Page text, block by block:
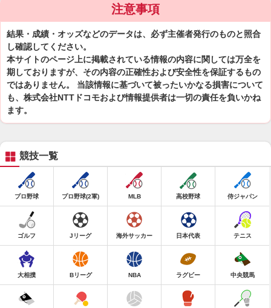
注意事項
結果・成績・オッズなどのデータは、必ず主催者発行のものと照合
し確認してください。
本サイトのページ上に掲載されている情報の内容に関しては万全を
期しておりますが、その内容の正確性および安全性を保証するもの
ではありません。 当該情報に基づいて被ったいかなる損害について
も、株式会社NTTドコモおよび情報提供者は一切の責任を負いかね
ます。
競技一覧
プロ野球 プロ野球(2軍) MLB 高校野球 侍ジャパン
ゴルフ Jリーグ 海外サッカー 日本代表 テニス
大相撲 Bリーグ NBA ラグビー 中央競馬